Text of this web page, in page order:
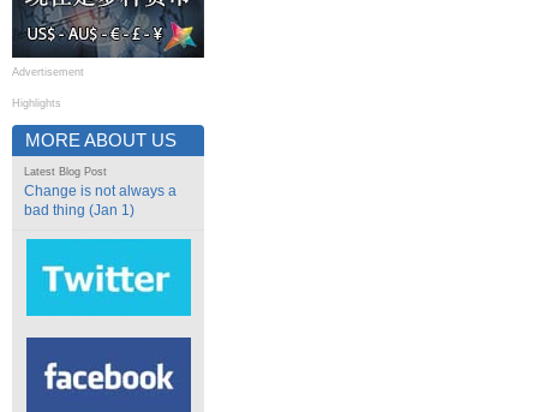
Advertisement
Highlights
MORE ABOUT US
Latest Blog Post
Change is not always a
bad thing (Jan 1)